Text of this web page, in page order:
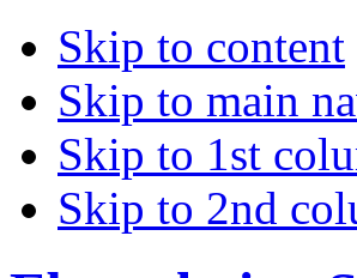
Skip to content
Skip to main
Skip to 1st
Skip to 2nd